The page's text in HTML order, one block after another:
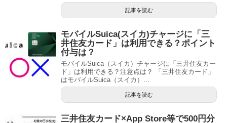
記事を読む
モバイルSuica(スイカ)チャージに「三
井住友カード」は利用できる？ポイント
付与は？
モバイルSuica（スイカ）チャージに「三井住友カー
ド」は利用できる？注意点は？ 「三井住友カード」
はモバイルSuica（スイカ）...
記事を読む
三井住友カード×App Store等で500円分